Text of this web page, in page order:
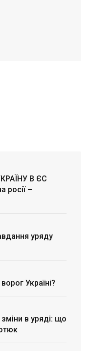
В ЄС
росії –
уряду
Україні?
в уряді: що